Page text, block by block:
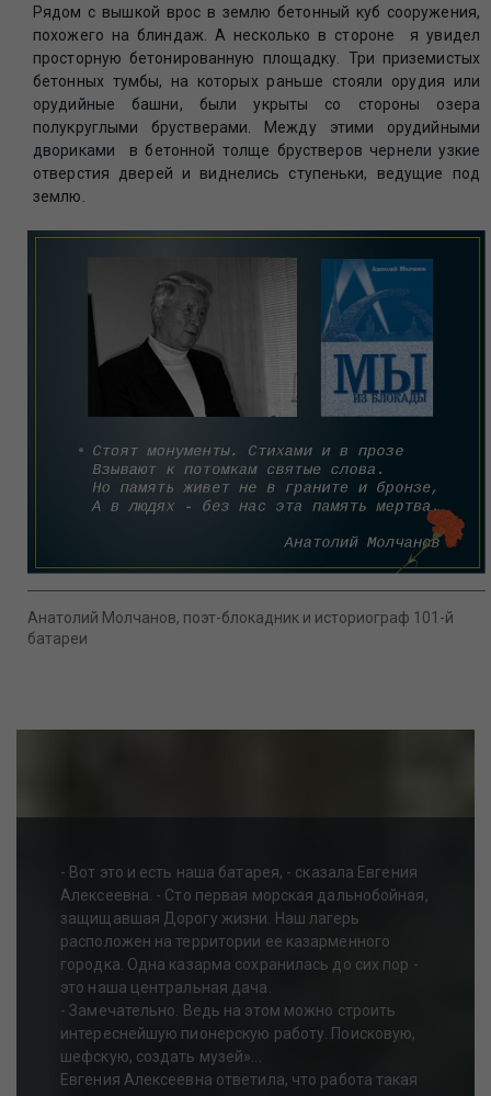
Рядом с вышкой врос в землю бетонный куб сооружения,
похожего на блиндаж. А несколько в стороне я увидел
просторную бетонированную площадку. Три приземистых
бетонных тумбы, на которых раньше стояли орудия или
орудийные башни, были укрыты со стороны озера
полукруглыми брустверами. Между этими орудийными
двориками в бетонной толще брустверов чернели узкие
отверстия дверей и виднелись ступеньки, ведущие под
землю.
Анатолий Молчанов, поэт-блокадник и историограф 101-й
батареи
- Вот это и есть наша батарея, - сказала Евгения
Алексеевна. - Сто первая морская дальнобойная,
защищавшая Дорогу жизни. Наш лагерь
расположен на территории ее казарменного
городка. Одна казарма сохранилась до сих пор -
это наша центральная дача.
- Замечательно. Ведь на этом можно строить
интереснейшую пионерскую работу. Поисковую,
шефскую, создать музей»...
Евгения Алексеевна ответила, что работа такая